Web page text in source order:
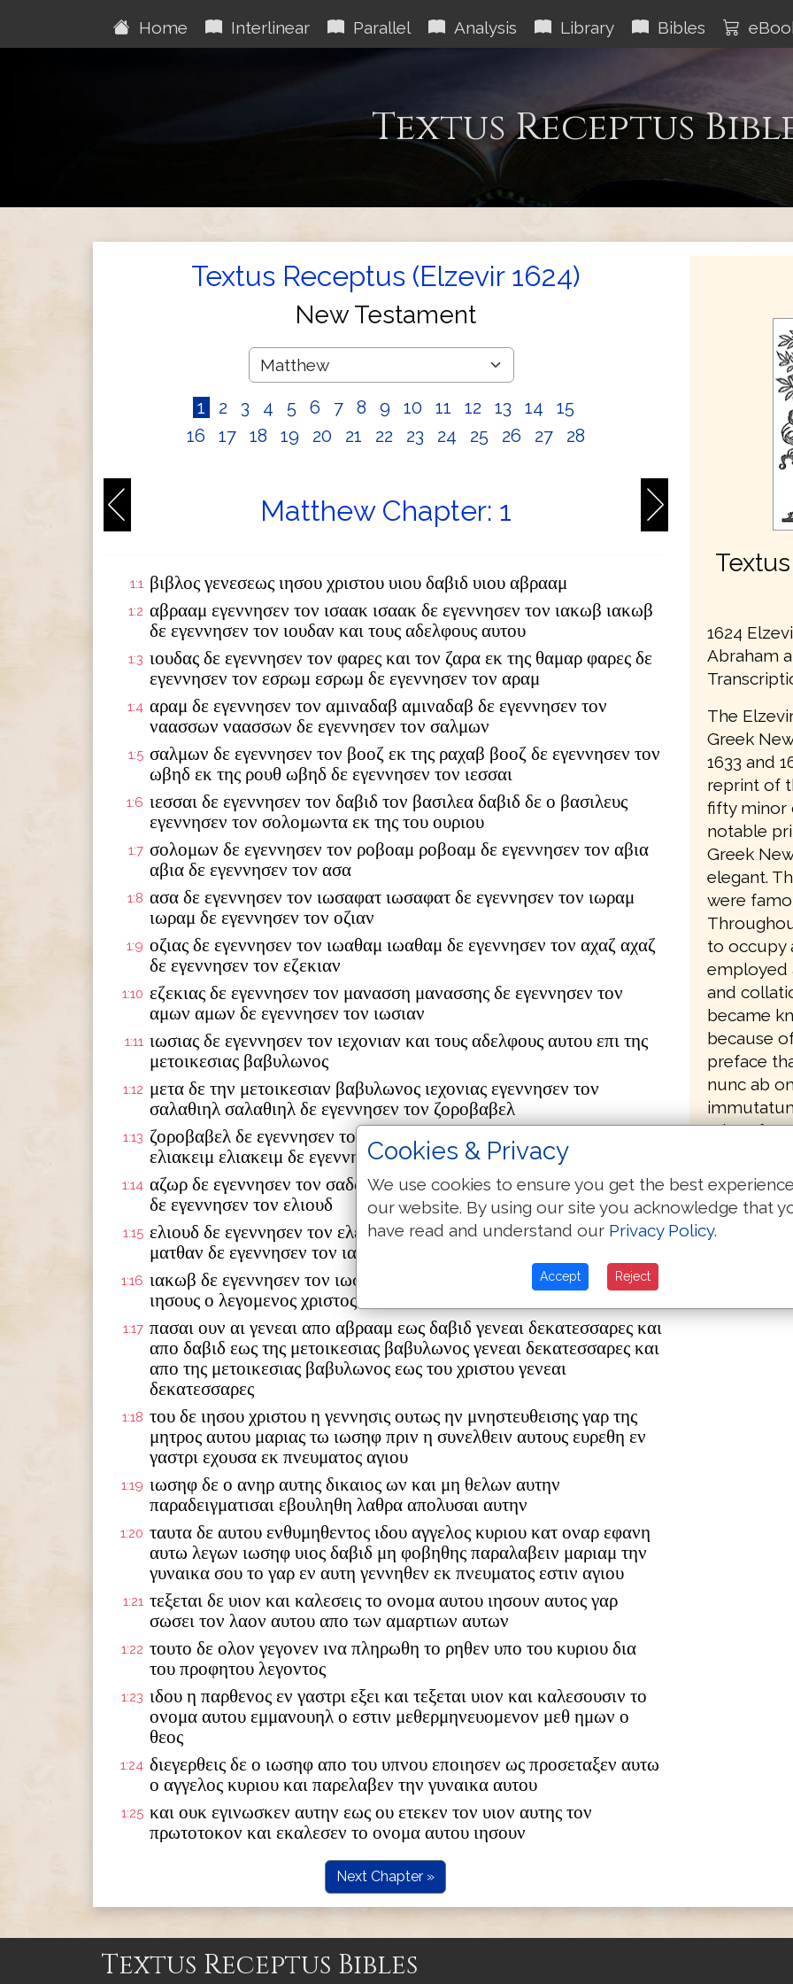
Home Interlinear Parallel Analysis Library Bibles
Textus Receptus
Textus Receptus (Elzevir 1624)
New Testament
1 2 3 4 5 6 7 8 9 10 11 12 13 14
15
16
17 18 19 20 21 22 23 24 25 26 27 28
Matthew Chapter: 1
1:1 βιβλος γενεσεως ιησου χριστου υιου δαβιδ υιου αβρααμ
1:2 αβρααμ εγεννησεν τον ισαακ ισαακ δε εγεννησεν τον ιακωβ ιακωβ
δε εγεννησεν τον ιουδαν και τους αδελφους αυτου
1:3 ιουδας δε εγεννησεν τον φαρες και τον ζαρα εκ της θαμαρ φαρες δε
εγεννησεν τον εσρωμ εσρωμ δε εγεννησεν τον αραμ
1:4 αραμ δε εγεννησεν τον αμιναδαβ αμιναδαβ δε εγεννησεν τον
ναασσων ναασσων δε εγεννησεν τον σαλμων
1:5 σαλμων δε εγεννησεν τον βοοζ εκ της ραχαβ βοοζ δε εγεννησεν τον
ωβηδ εκ της ρουθ ωβηδ δε εγεννησεν τον ιεσσαι
1:6 ιεσσαι δε εγεννησεν τον δαβιδ τον βασιλεα δαβιδ δε ο βασιλευς
εγεννησεν τον σολομωντα εκ της του ουριου
1:7 σολομων δε εγεννησεν τον ροβοαμ ροβοαμ δε εγεννησεν τον αβια
αβια δε εγεννησεν τον ασα
1:8 ασα δε εγεννησεν τον ιωσαφατ ιωσαφατ δε εγεννησεν τον ιωραμ
ιωραμ δε εγεννησεν τον οζιαν
1:9 οζιας δε εγεννησεν τον ιωαθαμ ιωαθαμ δε εγεννησεν τον αχαζ αχαζ
δε εγεννησεν τον εζεκιαν
1:10 εζεκιας δε εγεννησεν τον μανασση μανασσης δε εγεννησεν τον
αμων αμων δε εγεννησεν τον ιωσιαν
1:11 ιωσιας δε εγεννησεν τον ιεχονιαν και τους αδελφους αυτου επι της
μετοικεσιας βαβυλωνος
1:12 μετα δε την μετοικεσιαν βαβυλωνος ιεχονιας εγεννησεν τον
σαλαθιηλ σαλαθιηλ δε εγεννησεν τον ζοροβαβελ
1:13 ζοροβαβελ δε εγεννησεν τον αβιουδ αβιουδ δε εγεννησεν τον
ελιακειμ ελιακειμ δε εγεννησεν τον αζωρ
1:14 αζωρ δε εγεννησεν τον σαδωκ σαδωκ δε εγεννησεν τον αχειμ αχειμ
δε εγεννησεν τον ελιουδ
1:15 ελιουδ δε εγεννησεν τον ελεαζαρ ελεαζαρ δε εγεννησεν τον ματθαν
ματθαν δε εγεννησεν τον ιακωβ
1:16 ιακωβ δε εγεννησεν τον ιωσηφ τον ανδρα μαριας εξ ης εγεννηθη
ιησους ο λεγομενος χριστος
1:17 πασαι ουν αι γενεαι απο αβρααμ εως δαβιδ γενεαι δεκατεσσαρες και
απο δαβιδ εως της μετοικεσιας βαβυλωνος γενεαι δεκατεσσαρες και
απο της μετοικεσιας βαβυλωνος εως του χριστου γενεαι
δεκατεσσαρες
1:18 του δε ιησου χριστου η γεννησις ουτως ην μνηστευθεισης γαρ της
μητρος αυτου μαριας τω ιωσηφ πριν η συνελθειν αυτους ευρεθη εν
γαστρι εχουσα εκ πνευματος αγιου
1:19 ιωσηφ δε ο ανηρ αυτης δικαιος ων και μη θελων αυτην
παραδειγματισαι εβουληθη λαθρα απολυσαι αυτην
1:20 ταυτα δε αυτου ενθυμηθεντος ιδου αγγελος κυριου κατ οναρ εφανη
αυτω λεγων ιωσηφ υιος δαβιδ μη φοβηθης παραλαβειν μαριαμ την
γυναικα σου το γαρ εν αυτη γεννηθεν εκ πνευματος εστιν αγιου
1:21 τεξεται δε υιον και καλεσεις το ονομα αυτου ιησουν αυτος γαρ
σωσει τον λαον αυτου απο των αμαρτιων αυτων
1:22 τουτο δε ολον γεγονεν ινα πληρωθη το ρηθεν υπο του κυριου δια
του προφητου λεγοντος
1:23 ιδου η παρθενος εν γαστρι εξει και τεξεται υιον και καλεσουσιν το
ονομα αυτου εμμανουηλ ο εστιν μεθερμηνευομενον μεθ ημων ο
θεος
1:24 διεγερθεις δε ο ιωσηφ απο του υπνου εποιησεν ως προσεταξεν αυτω
ο αγγελος κυριου και παρελαβεν την γυναικα αυτου
1:25 και ουκ εγινωσκεν αυτην εως ου ετεκεν τον υιον αυτης τον
πρωτοτοκον και εκαλεσεν το ονομα αυτου ιησουν
Next Chapter »
1624
Abraham
The
Greek
1633 and
reprint of
fifty minor
notable
Greek
elegant.
were
to occupy
employed
and
became
because
preface
nunc ab
'Therefore
Textus Receptus Bibles
Cookies & Privacy
We use cookies to ensure you get the best
our website. By using our site you acknowledge that
have read and understand our Privacy Policy.
Accept Reject